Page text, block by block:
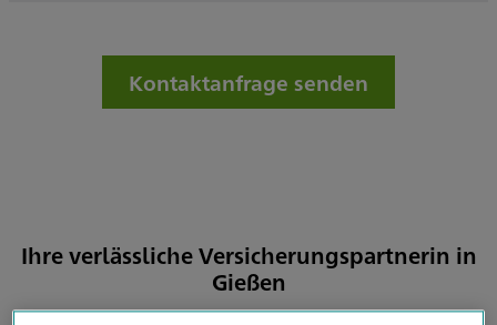
09:30 - 13:00
Kontaktanfrage senden
Ihre verlässliche Versicherungspartnerin in
Gießen